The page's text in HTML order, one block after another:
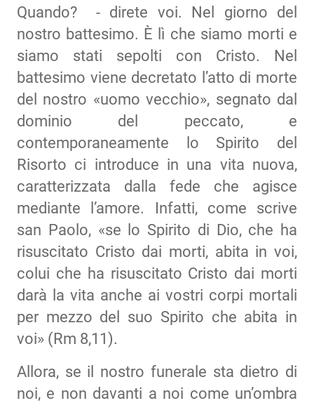
Quando? - direte voi. Nel giorno del
nostro battesimo. È lì che siamo morti e
siamo stati sepolti con Cristo. Nel
battesimo viene decretato l’atto di morte
del nostro «uomo vecchio», segnato dal
dominio del peccato, e
contemporaneamente lo Spirito del
Risorto ci introduce in una vita nuova,
caratterizzata dalla fede che agisce
mediante l’amore. Infatti, come scrive
san Paolo, «se lo Spirito di Dio, che ha
risuscitato Cristo dai morti, abita in voi,
colui che ha risuscitato Cristo dai morti
darà la vita anche ai vostri corpi mortali
per mezzo del suo Spirito che abita in
voi» (Rm 8,11).
Allora, se il nostro funerale sta dietro di
noi, e non davanti a noi come un’ombra